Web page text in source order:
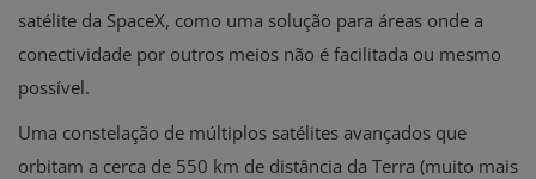
satélite da SpaceX, como uma solução para áreas onde a
conectividade por outros meios não é facilitada ou mesmo
possível.
Uma constelação de múltiplos satélites avançados que
orbitam a cerca de 550 km de distância da Terra (muito mais